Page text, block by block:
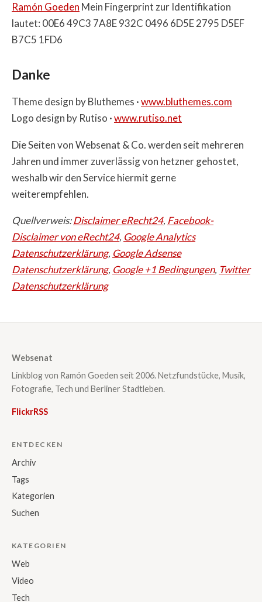
Ramón Goeden Mein Fingerprint zur Identifikation
lautet: 00E6 49C3 7A8E 932C 0496 6D5E 2795 D5EF
B7C5 1FD6
Danke
Theme design by Bluthemes ·www.bluthemes.com
Logo design by Rutiso ·www.rutiso.net
Die Seiten von Websenat & Co. werden seit mehreren
Jahren und immer zuverlässig von hetzner gehostet,
weshalb wir den Service hiermit gerne
weiterempfehlen.
Quellverweis:Disclaimer eRecht24, Facebook-
Disclaimer von eRecht24, Google Analytics
Datenschutzerklärung, Google Adsense
Datenschutzerklärung, Google +1 Bedingungen, Twitter
Datenschutzerklärung
Websenat
Linkblog von Ramón Goeden seit 2006. Netzfundstücke, Musik,
Fotografie, Tech und Berliner Stadtleben.
FlickrRSS
ENTDECKEN
Archiv
Tags
Kategorien
Suchen
KATEGORIEN
Web
Video
Tech